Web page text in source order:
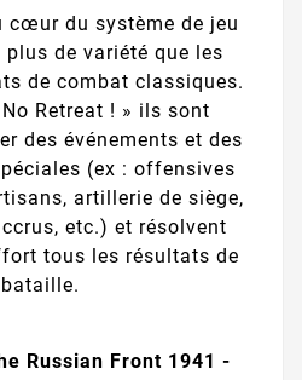
cœur du système de jeu
de variété que les
de combat classiques.
Retreat ! » ils sont
des événements et des
(ex : offensives
artillerie de siège,
etc.) et résolvent
tous les résultats de
Russian Front 1941 -